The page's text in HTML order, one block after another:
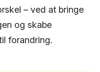
– ved at bringe
og skabe
forandring.